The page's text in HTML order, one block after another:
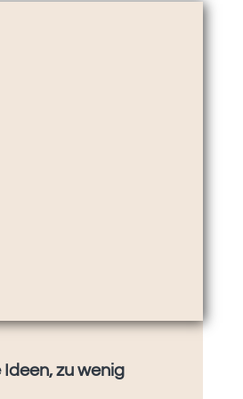
Ideen, zu wenig